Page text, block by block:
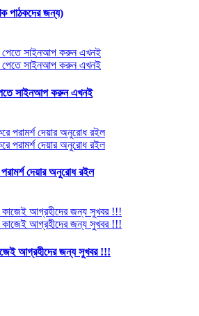
পাঠকদের জন্য)
সাইনআপ করুন এখনই
দেয়ার অনুরোধ রইল
আগ্রহীদের জন্য সুখবর !!!